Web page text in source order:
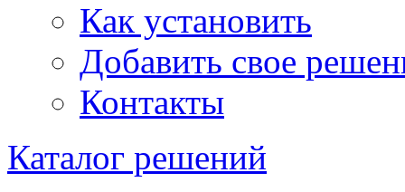
Как установить
Добавить свое
Контакты
Каталог решений